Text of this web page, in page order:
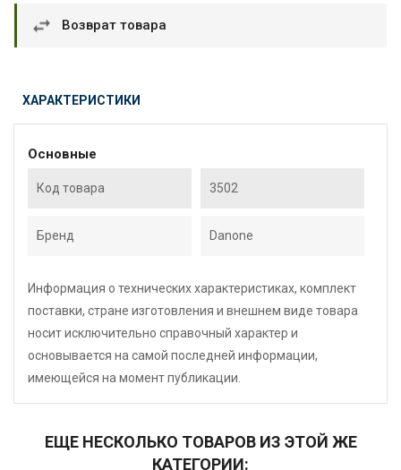
Возврат товара
ХАРАКТЕРИСТИКИ
Основные
Код товара 3502
Бренд Danone
Информация о технических характеристиках, комплект
поставки, стране изготовления и внешнем виде товара
носит исключительно справочный характер и
основывается на самой последней информации,
имеющейся на момент публикации.
ЕЩЕ НЕСКОЛЬКО ТОВАРОВ ИЗ ЭТОЙ ЖЕ
КАТЕГОРИИ: